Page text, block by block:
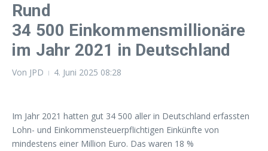
Rund
34 500 Einkommensmillionäre
im Jahr 2021 in Deutschland
Von JPD 4. Juni 2025 08:28
Im Jahr 2021 hatten gut 34 500 aller in Deutschland erfassten
Lohn- und Einkommensteuerpflichtigen Einkünfte von
mindestens einer Million Euro. Das waren 18 %